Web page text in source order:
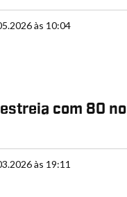
às 10:04
com 80 no
às 19:11